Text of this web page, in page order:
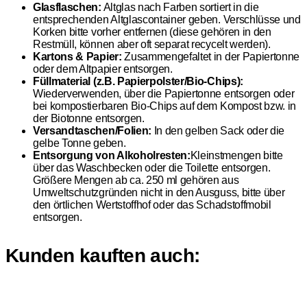
Glasflaschen: Altglas nach Farben sortiert in die
entsprechenden Altglascontainer geben. Verschlüsse und
Korken bitte vorher entfernen (diese gehören in den
Restmüll, können aber oft separat recycelt werden).
Kartons & Papier: Zusammengefaltet in der Papiertonne
oder dem Altpapier entsorgen.
Füllmaterial (z.B. Papierpolster/Bio-Chips):
Wiederverwenden, über die Papiertonne entsorgen oder
bei kompostierbaren Bio-Chips auf dem Kompost bzw. in
der Biotonne entsorgen.
Versandtaschen/Folien: In den gelben Sack oder die
gelbe Tonne geben.
Entsorgung von Alkoholresten:Kleinstmengen bitte
über das Waschbecken oder die Toilette entsorgen.
Größere Mengen ab ca. 250 ml gehören aus
Umweltschutzgründen nicht in den Ausguss, bitte über
den örtlichen Wertstoffhof oder das Schadstoffmobil
entsorgen.
Kunden kauften auch: